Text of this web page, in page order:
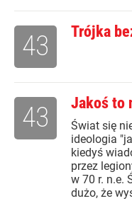
Trójka
43
Jakoś to
Świat się
ideologia
kiedyś
przez
w 70 r. n.e.
dużo, że
43